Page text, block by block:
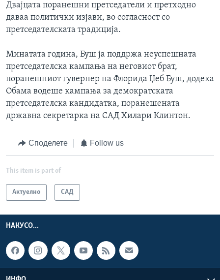
Двајцата поранешни претседатели и претходно
даваа политички изјави, во согласност со
претседателската традиција.
Минатата година, Буш ја поддржа неуспешната
претседателска кампања на неговиот брат,
поранешниот гувернер на Флорида Џеб Буш, додека
Обама водеше кампања за демократската
претседателска кандидатка, поранешената
државна секретарка на САД Хилари Клинтон.
Споделете Follow us
This item is part of
Актуелно САД
НАКУСО...